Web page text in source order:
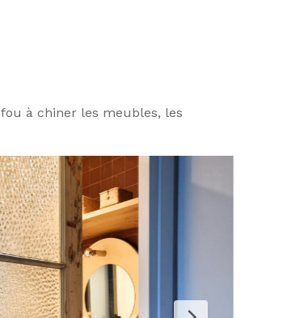
à chiner les meubles, les